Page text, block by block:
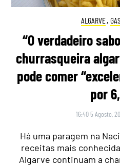
ALGARVE,
“O verdadeiro
churrasqueira
pode comer
por
16:40 5 Agosto,
Há uma paragem na
receitas mais
Algarve continuam a